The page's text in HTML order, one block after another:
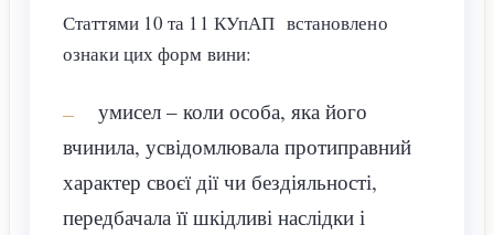
Статтями 10 та 11 КУпАП встановлено
ознаки цих форм вини:
умисел – коли особа, яка його
вчинила, усвідомлювала протиправний
характер своєї дії чи бездіяльності,
передбачала її шкідливі наслідки і